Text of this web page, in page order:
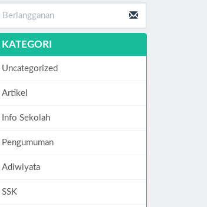
KATEGORI
Uncategorized
Artikel
Info Sekolah
Pengumuman
Adiwiyata
SSK